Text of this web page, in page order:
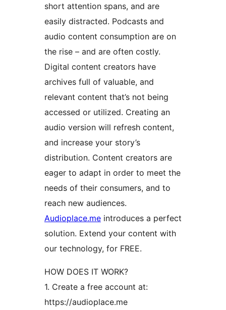
short attention spans, and are
easily distracted. Podcasts and
audio content consumption are on
the rise – and are often costly.
Digital content creators have
archives full of valuable, and
relevant content that’s not being
accessed or utilized. Creating an
audio version will refresh content,
and increase your story’s
distribution. Content creators are
eager to adapt in order to meet the
needs of their consumers, and to
reach new audiences.
Audioplace.me introduces a perfect
solution. Extend your content with
our technology, for FREE.
HOW DOES IT WORK?
1. Create a free account at:
https://audioplace.me